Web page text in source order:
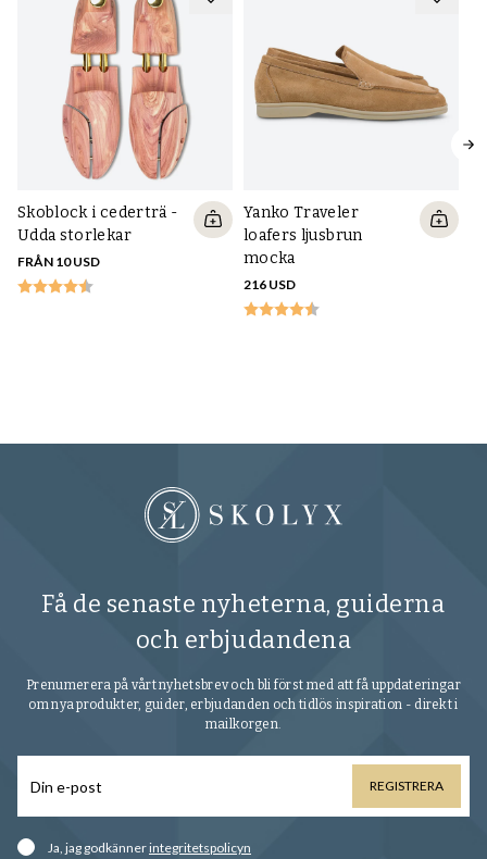
Skoblock i cederträ -
Udda storlekar
FRÅN 10 USD
Yanko Traveler
loafers ljusbrun
mocka
216 USD
Få de senaste nyheterna, guiderna
och erbjudandena
Prenumerera på vårt nyhetsbrev och bli först med att få uppdateringar
om nya produkter, guider, erbjudanden och tidlös inspiration - direkt i
mailkorgen.
REGISTRERA
Ja, jag godkännerintegritetspolicyn